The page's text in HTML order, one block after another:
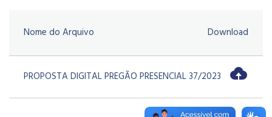
Nome do Arquivo Download
PROPOSTA DIGITAL PREGÃO PRESENCIAL 37/2023